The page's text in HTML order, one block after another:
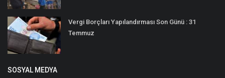
Vergi Borçları Yapılandırması Son Günü : 31
Temmuz
SOSYAL MEDYA